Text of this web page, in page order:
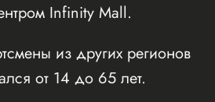
Infinity Mall.
из других регионов
от 14 до 65 лет.